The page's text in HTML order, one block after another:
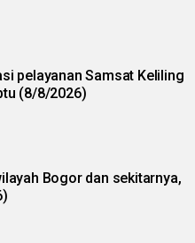
pelayanan Samsat Keliling
(8/8/2026)
Bogor dan sekitarnya,